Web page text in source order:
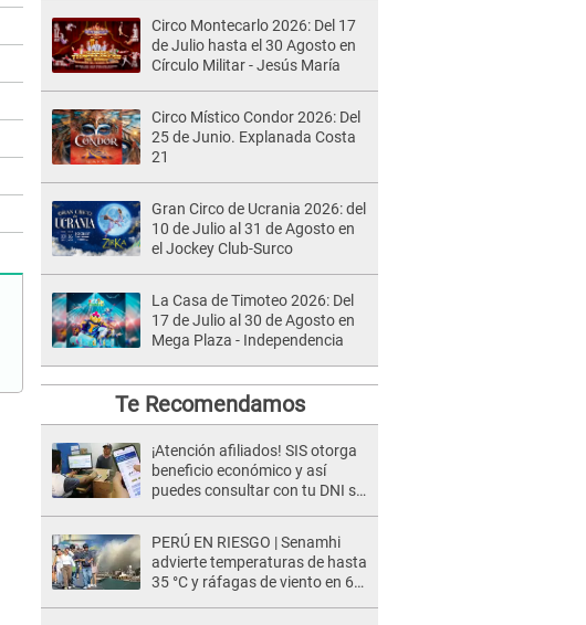
Circo Montecarlo 2026: Del 17
de Julio hasta el 30 Agosto en
Círculo Militar - Jesús María
Circo Místico Condor 2026: Del
25 de Junio. Explanada Costa
21
Gran Circo de Ucrania 2026: del
10 de Julio al 31 de Agosto en
el Jockey Club-Surco
La Casa de Timoteo 2026: Del
17 de Julio al 30 de Agosto en
Mega Plaza - Independencia
Te Recomendamos
¡Atención afiliados! SIS otorga
beneficio económico y así
puedes consultar con tu DNI si
PERÚ EN RIESGO | Senamhi
advierte temperaturas de hasta
35 °C y ráfagas de viento en 6